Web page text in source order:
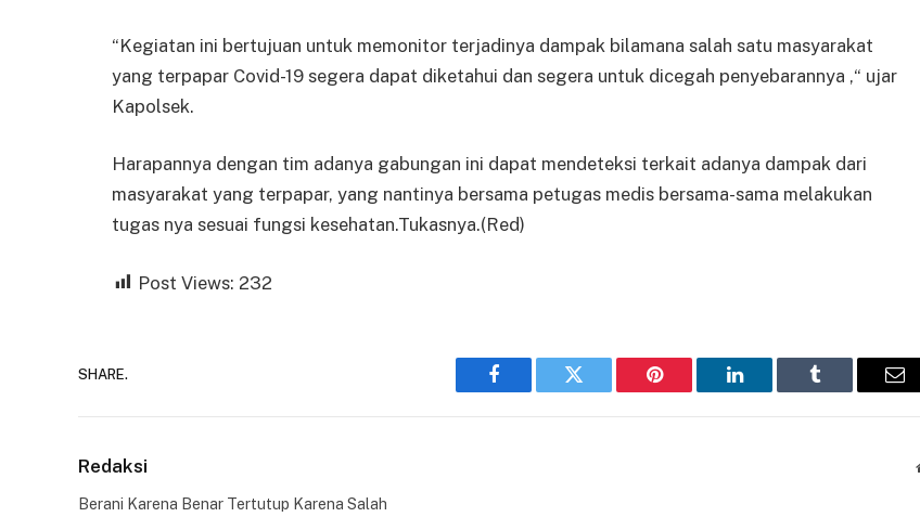
“Kegiatan ini bertujuan untuk memonitor terjadinya dampak bilamana salah satu masyarakat
yang terpapar Covid-19 segera dapat diketahui dan segera untuk dicegah penyebarannya ,“ ujar
Kapolsek.
Harapannya dengan tim adanya gabungan ini dapat mendeteksi terkait adanya dampak dari
masyarakat yang terpapar, yang nantinya bersama petugas medis bersama-sama melakukan
tugas nya sesuai fungsi kesehatan.Tukasnya.(Red)
Post Views: 232
SHARE.
Facebook Twitter Pinterest LinkedIn Tumblr
Redaksi
Berani Karena Benar Tertutup Karena Salah